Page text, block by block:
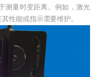
测量时变距离。例如，激光
性能或指示需要维护。